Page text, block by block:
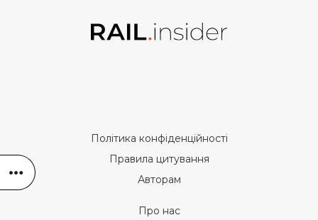
Політика конфіденційності
Правила цитування
Авторам
Про нас